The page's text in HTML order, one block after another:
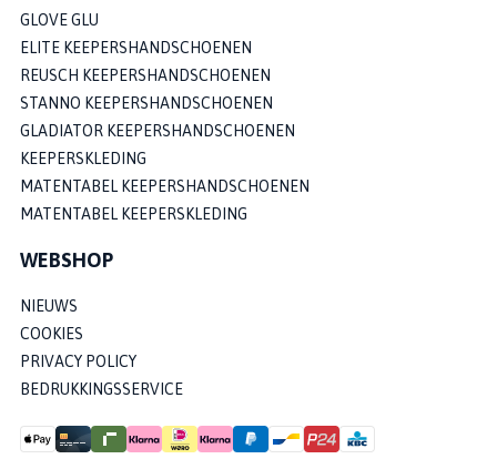
GLOVE GLU
ELITE KEEPERSHANDSCHOENEN
REUSCH KEEPERSHANDSCHOENEN
STANNO KEEPERSHANDSCHOENEN
GLADIATOR KEEPERSHANDSCHOENEN
KEEPERSKLEDING
MATENTABEL KEEPERSHANDSCHOENEN
MATENTABEL KEEPERSKLEDING
WEBSHOP
NIEUWS
COOKIES
PRIVACY POLICY
BEDRUKKINGSSERVICE